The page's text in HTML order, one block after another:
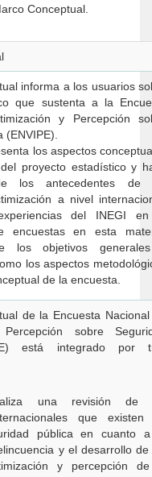
Conceptual.
informa a los usuarios
que sustenta a la
y Percepción
(ENVIPE).
los aspectos
proyecto estadístico y
los antecedentes de
a nivel
del INEGI
encuestas en esta
los objetivos
los aspectos
de la encuesta.
de la Encuesta
sobre
está integrado por
una revisión de
que existen
pública en cuanto
y el desarrollo de
y percepción